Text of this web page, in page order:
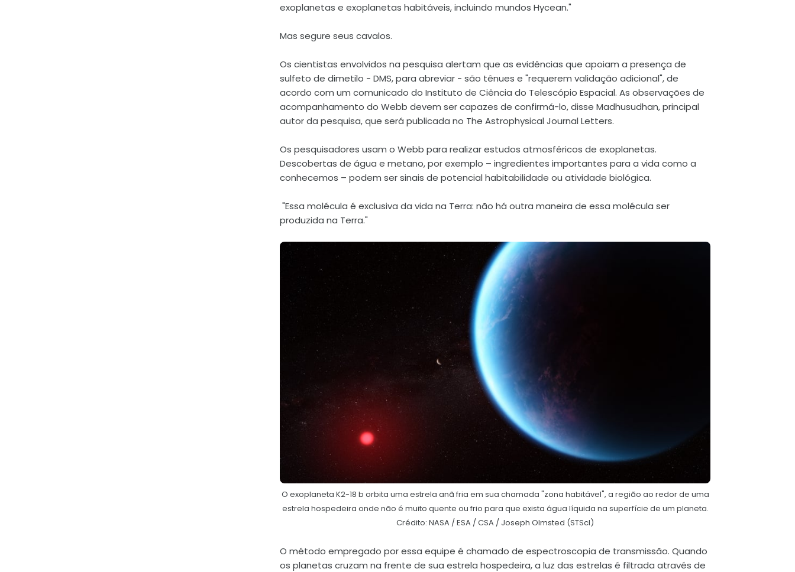
exoplanetas e exoplanetas habitáveis, incluindo mundos Hycean."
Mas segure seus cavalos.
Os cientistas envolvidos na pesquisa alertam que as evidências que apoiam a presença de
sulfeto de dimetilo - DMS, para abreviar - são tênues e "requerem validação adicional", de
acordo com um comunicado do Instituto de Ciência do Telescópio Espacial. As observações de
acompanhamento do Webb devem ser capazes de confirmá-lo, disse Madhusudhan, principal
autor da pesquisa, que será publicada no The Astrophysical Journal Letters.
Os pesquisadores usam o Webb para realizar estudos atmosféricos de exoplanetas.
Descobertas de água e metano, por exemplo – ingredientes importantes para a vida como a
conhecemos – podem ser sinais de potencial habitabilidade ou atividade biológica.
"Essa molécula é exclusiva da vida na Terra: não há outra maneira de essa molécula ser
produzida na Terra."
O exoplaneta K2-18 b orbita uma estrela anã fria em sua chamada "zona habitável", a região ao redor de uma
estrela hospedeira onde não é muito quente ou frio para que exista água líquida na superfície de um planeta.
Crédito: NASA / ESA / CSA / Joseph Olmsted (STScI)
O método empregado por essa equipe é chamado de espectroscopia de transmissão. Quando
os planetas cruzam na frente de sua estrela hospedeira, a luz das estrelas é filtrada através de